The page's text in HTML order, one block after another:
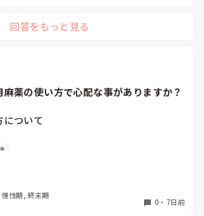
し、立位・座位・臥位での血圧測定（起立性
低血圧を助長する要因がないかも併せて観
。
ず、その日の体調や血圧に合わせて実施す
合は、「倦怠感が強くADLに支障が出てい
持続していること」を具体的な血圧値や症
ではないでしょうか。
回答をもっと見る
薬の使い方で心配な事がありますか？
について
疼痛コントロールのために頻繁に医療用
っているなと感じています。
、一般病棟だと患者さんのうちどのく
ますか？使用に際して、何か問題や心配
性期, 終末期
0 ・ 7日前